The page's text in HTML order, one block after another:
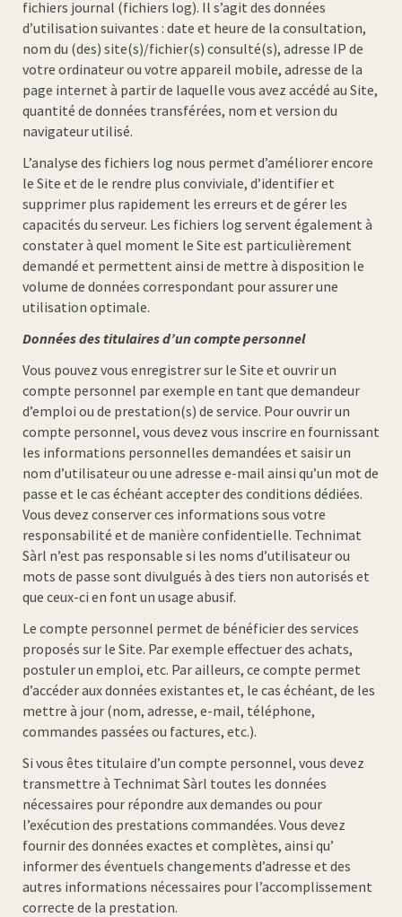
fichiers journal (fichiers log). Il s’agit des données
d’utilisation suivantes : date et heure de la consultation,
nom du (des) site(s)/fichier(s) consulté(s), adresse IP de
votre ordinateur ou votre appareil mobile, adresse de la
page internet à partir de laquelle vous avez accédé au Site,
quantité de données transférées, nom et version du
navigateur utilisé.
L’analyse des fichiers log nous permet d’améliorer encore
le Site et de le rendre plus conviviale, d’identifier et
supprimer plus rapidement les erreurs et de gérer les
capacités du serveur. Les fichiers log servent également à
constater à quel moment le Site est particulièrement
demandé et permettent ainsi de mettre à disposition le
volume de données correspondant pour assurer une
utilisation optimale.
Données des titulaires d’un compte personnel
Vous pouvez vous enregistrer sur le Site et ouvrir un
compte personnel par exemple en tant que demandeur
d’emploi ou de prestation(s) de service. Pour ouvrir un
compte personnel, vous devez vous inscrire en fournissant
les informations personnelles demandées et saisir un
nom d’utilisateur ou une adresse e-mail ainsi qu’un mot de
passe et le cas échéant accepter des conditions dédiées.
Vous devez conserver ces informations sous votre
responsabilité et de manière confidentielle. Technimat
Sàrl n’est pas responsable si les noms d’utilisateur ou
mots de passe sont divulgués à des tiers non autorisés et
que ceux-ci en font un usage abusif.
Le compte personnel permet de bénéficier des services
proposés sur le Site. Par exemple effectuer des achats,
postuler un emploi, etc. Par ailleurs, ce compte permet
d’accéder aux données existantes et, le cas échéant, de les
mettre à jour (nom, adresse, e-mail, téléphone,
commandes passées ou factures, etc.).
Si vous êtes titulaire d’un compte personnel, vous devez
transmettre à Technimat Sàrl toutes les données
nécessaires pour répondre aux demandes ou pour
l’exécution des prestations commandées. Vous devez
fournir des données exactes et complètes, ainsi qu’
informer des éventuels changements d’adresse et des
autres informations nécessaires pour l’accomplissement
correcte de la prestation.